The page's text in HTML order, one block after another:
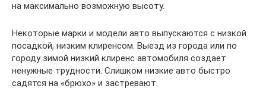
на максимально возможную высоту.
Некоторые марки и модели авто выпускаются с низкой
посадкой, низким клиренсом. Выезд из города или по
городу зимой низкий клиренс автомобиля создает
ненужные трудности. Слишком низкие авто быстро
садятся на «брюхо» и застревают.